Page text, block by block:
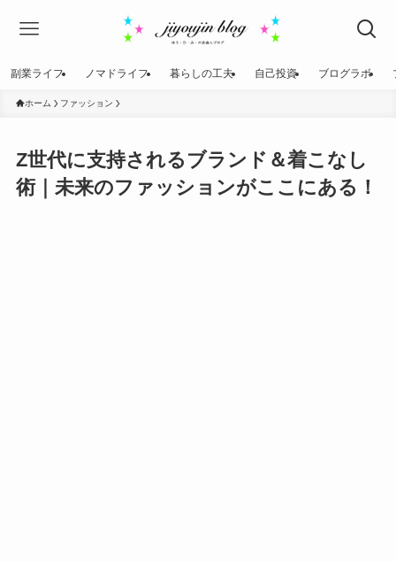
副業ライフ ノマドライフ 暮らしの工夫 自己投資 ブログラボ
ホーム ファッション
Z世代に支持されるブランド＆着こなし
術｜未来のファッションがここにある！